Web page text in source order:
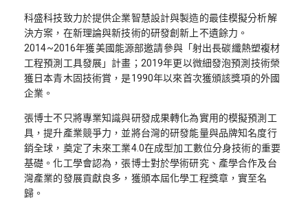
科盛科技致力於提供企業智慧設計與製造的最佳模擬分析解
決方案，在新理論與新技術的研發創新上不遺餘力。
2014~2016年獲美國能源部邀請參與「射出長碳纖熱塑複材
工程預測工具發展」計畫；2019年更以微細發泡預測技術榮
獲日本青木固技術賞，是1990年以來首次獲頒該獎項的外國
企業。
張博士不只將專業知識與研發成果轉化為實用的模擬預測工
具，提升產業競爭力，並將台灣的研發能量與品牌知名度行
銷全球，奠定了未來工業4.0在成型加工數位分身技術的重要
基礎。化工學會認為，張博士對於學術研究、產學合作及台
灣產業的發展貢獻良多，獲頒本屆化學工程獎章，實至名
歸。